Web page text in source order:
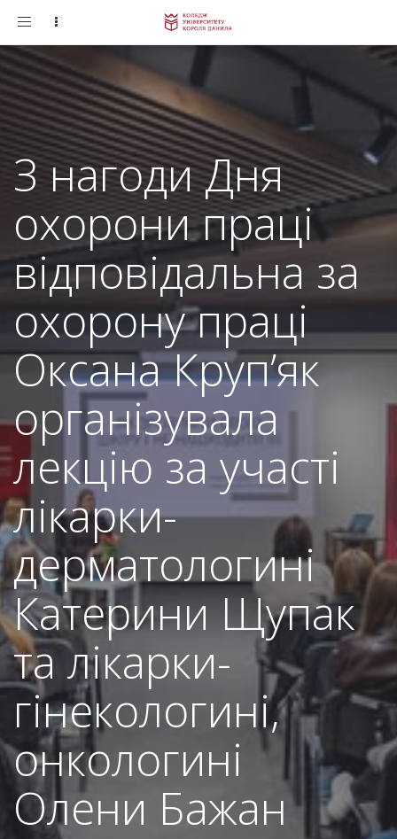
Toggle
З нагоди Дня
охорони праці
відповідальна за
охорону праці
Оксана Круп’як
організувала
лекцію за участі
лікарки-
дерматологині
Катерини Щупак
та лікарки-
гінекологині,
онкологині
Олени Бажан